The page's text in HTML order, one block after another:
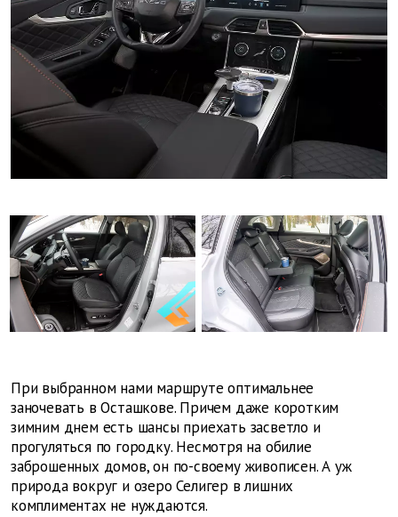
При выбранном нами маршруте оптимальнее
заночевать в Осташкове. Причем даже коротким
зимним днем есть шансы приехать засветло и
прогуляться по городку. Несмотря на обилие
заброшенных домов, он по-своему живописен. А уж
природа вокруг и озеро Селигер в лишних
комплиментах не нуждаются.